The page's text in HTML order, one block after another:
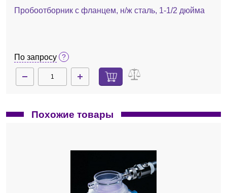
Пробоотборник с фланцем, н/ж сталь, 1-1/2 дюйма
По запросу
Похожие товары